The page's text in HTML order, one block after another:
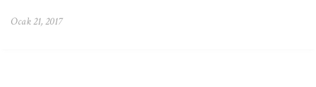
Ocak 21, 2017